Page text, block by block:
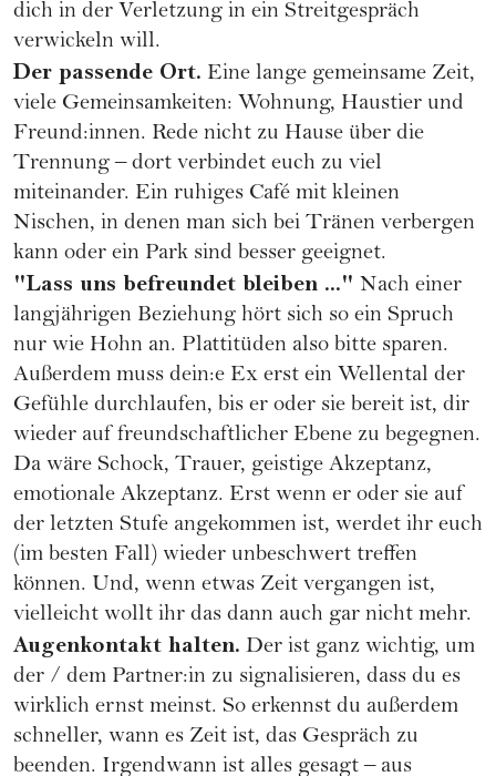
dich in der Verletzung in ein Streitgespräch
verwickeln will.
Der passende Ort. Eine lange gemeinsame Zeit,
viele Gemeinsamkeiten: Wohnung, Haustier und
Freund:innen. Rede nicht zu Hause über die
Trennung – dort verbindet euch zu viel
miteinander. Ein ruhiges Café mit kleinen
Nischen, in denen man sich bei Tränen verbergen
kann oder ein Park sind besser geeignet.
"Lass uns befreundet bleiben ..." Nach einer
langjährigen Beziehung hört sich so ein Spruch
nur wie Hohn an. Plattitüden also bitte sparen.
Außerdem muss dein:e Ex erst ein Wellental der
Gefühle durchlaufen, bis er oder sie bereit ist, dir
wieder auf freundschaftlicher Ebene zu begegnen.
Da wäre Schock, Trauer, geistige Akzeptanz,
emotionale Akzeptanz. Erst wenn er oder sie auf
der letzten Stufe angekommen ist, werdet ihr euch
(im besten Fall) wieder unbeschwert treffen
können. Und, wenn etwas Zeit vergangen ist,
vielleicht wollt ihr das dann auch gar nicht mehr.
Augenkontakt halten. Der ist ganz wichtig, um
der / dem Partner:in zu signalisieren, dass du es
wirklich ernst meinst. So erkennst du außerdem
schneller, wann es Zeit ist, das Gespräch zu
beenden. Irgendwann ist alles gesagt – aus